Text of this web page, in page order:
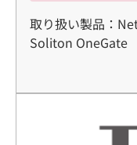
取り扱い製品：
Soliton OneGate